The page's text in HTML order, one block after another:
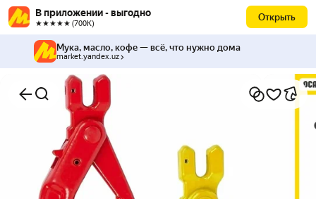
В приложении - выгодно
★★★★★ (700К)
Открыть
Мука, масло, кофе — всё, что нужно дома
market.yandex.uz